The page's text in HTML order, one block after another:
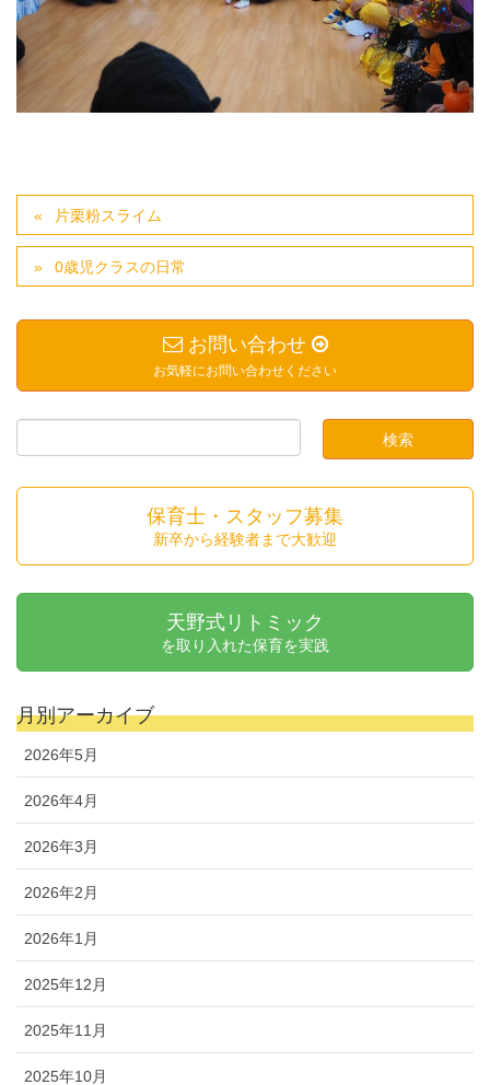
片栗粉スライム
0歳児クラスの日常
お問い合わせ
お気軽にお問い合わせください
保育士・スタッフ募集
新卒から経験者まで大歓迎
天野式リトミック
を取り入れた保育を実践
月別アーカイブ
2026年5月
2026年4月
2026年3月
2026年2月
2026年1月
2025年12月
2025年11月
2025年10月